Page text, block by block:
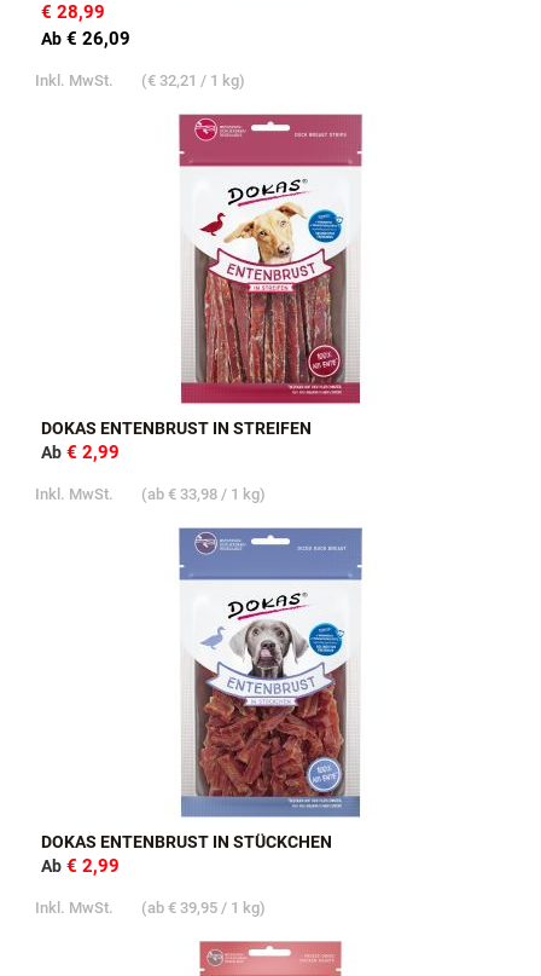
€ 28,99
Ab € 26,09
Inkl. MwSt. (€ 32,21 / 1 kg)
DOKAS ENTENBRUST IN STREIFEN
Ab € 2,99
Inkl. MwSt. (ab € 33,98 / 1 kg)
DOKAS ENTENBRUST IN STÜCKCHEN
Ab € 2,99
Inkl. MwSt. (ab € 39,95 / 1 kg)